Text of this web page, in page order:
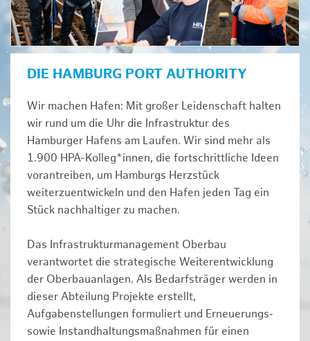
DIE HAMBURG PORT AUTHORITY
Wir machen Hafen: Mit großer Leidenschaft halten
wir rund um die Uhr die Infrastruktur des
Hamburger Hafens am Laufen. Wir sind mehr als
1.900 HPA-Kolleg*innen, die fortschrittliche Ideen
vorantreiben, um Hamburgs Herzstück
weiterzuentwickeln und den Hafen jeden Tag ein
Stück nachhaltiger zu machen.
Das Infrastrukturmanagement Oberbau
verantwortet die strategische Weiterentwicklung
der Oberbauanlagen. Als Bedarfsträger werden in
dieser Abteilung Projekte erstellt,
Aufgabenstellungen formuliert und Erneuerungs‑
sowie Instandhaltungsmaßnahmen für einen